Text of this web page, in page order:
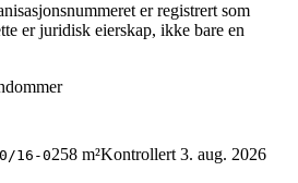
er registrert som
er juridisk eierskap, ikke bare en
16-0258 m²Kontrollert3. aug. 2026